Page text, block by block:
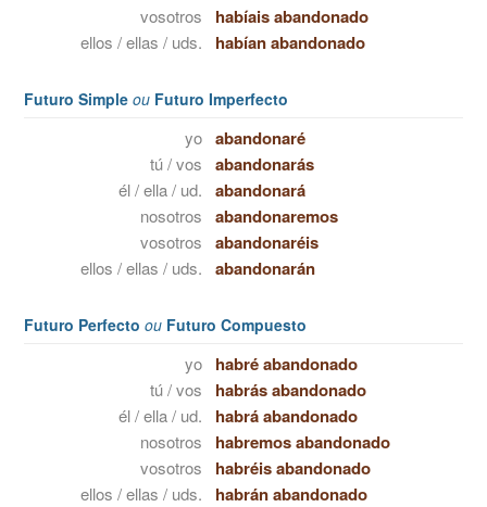
vosotros habíais abandonado
ellos / ellas / uds. habían abandonado
Futuro Simple ou Futuro Imperfecto
yo abandonaré
tú / vos abandonarás
él / ella / ud. abandonará
nosotros abandonaremos
vosotros abandonaréis
ellos / ellas / uds. abandonarán
Futuro Perfecto ou Futuro Compuesto
yo habré abandonado
tú / vos habrás abandonado
él / ella / ud. habrá abandonado
nosotros habremos abandonado
vosotros habréis abandonado
ellos / ellas / uds. habrán abandonado